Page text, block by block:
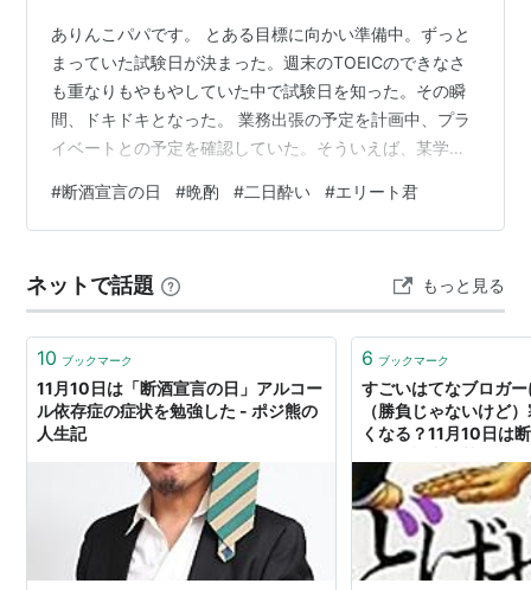
ありんこパパです。 とある目標に向かい準備中。ずっと
まっていた試験日が決まった。週末のTOEICのできなさ
も重なりもやもやしていた中で試験日を知った。その瞬
間、ドキドキとなった。 業務出張の予定を計画中、プラ
イベートとの予定を確認していた。そういえば、某学校
と、更新されていた。 夢中で予定をメモる。出願・一次
筆記試験・合格発表・二次面接・最終合格発表・・・ 業
張どころではない。頭の中はずっと戦略を考えていた。
やはり、集中して時間をとるべきだ。 時間をとるにはど
ーする。 一番はもうわかっていた。…
#断酒宣言の日 #晩酌 #二日酔い #エリート君
ネットで話題 もっと見る
10 ブックマーク
11月10日は「断酒宣言の日」アルコー
ル依存症の症状を勉強した - ポジ熊の
人生記
6 ブックマーク
すごいはてなブロガ
（勝負じゃないけど
くなる？11月10日は
らジャンプ・今日の
ブログ は3周年 - 大学
やわせになりたい。